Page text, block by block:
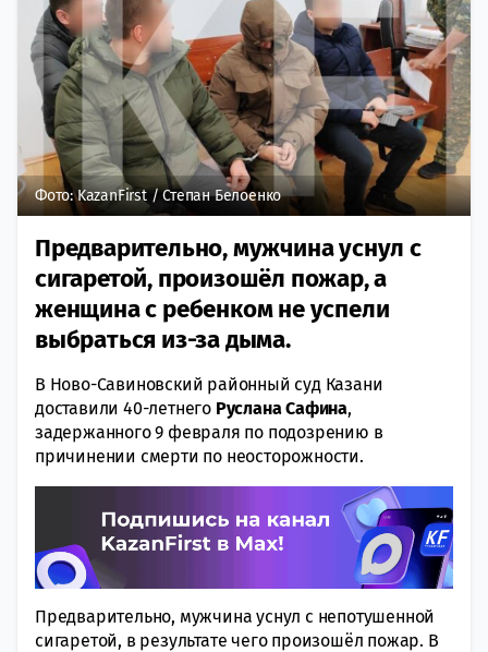
Фото: KazanFirst / Степан Белоенко
Предварительно, мужчина уснул с
сигаретой, произошёл пожар, а
женщина с ребенком не успели
выбраться из-за дыма.
В Ново-Савиновский районный суд Казани
доставили 40-летнего Руслана Сафина,
задержанного 9 февраля по подозрению в
причинении смерти по неосторожности.
Предварительно, мужчина уснул с непотушенной
сигаретой, в результате чего произошёл пожар. В